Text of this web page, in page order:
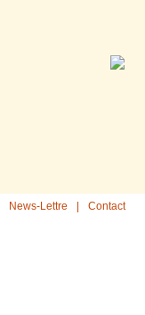
News-Lettre Contact